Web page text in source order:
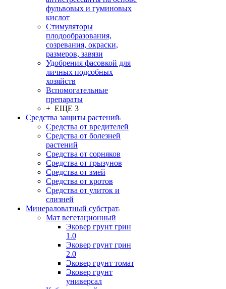
фульвовых и гуминовых
кислот
Стимуляторы
плодообразования,
созревания, окраски,
размеров, завязи
Удобрения фасовкой для
личных подсобных
хозяйств
Вспомогательные
препараты
+ ЕЩЕ 3
Средства защиты растений
Средства от вредителей
Средства от болезней
растений
Средства от сорняков
Средства от грызунов
Средства от змей
Средства от кротов
Средства от улиток и
слизней
Минераловатный субстрат
Мат вегетационный
Эковер грунт грин
1.0
Эковер грунт грин
2.0
Эковер грунт томат
Эковер грунт
универсал